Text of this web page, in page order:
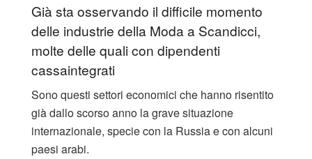
Già sta osservando il difficile momento
delle industrie della Moda a Scandicci,
molte delle quali con dipendenti
cassaintegrati
Sono questi settori economici che hanno risentito
già dallo scorso anno la grave situazione
internazionale, specie con la Russia e con alcuni
paesi arabi.